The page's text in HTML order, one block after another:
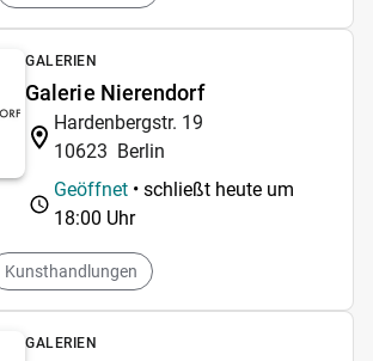
GALERIEN
Galerie Nierendorf
Hardenbergstr. 19
10623 Berlin
Geöffnet • schließt heute um
18:00 Uhr
Kunsthandlungen
GALERIEN